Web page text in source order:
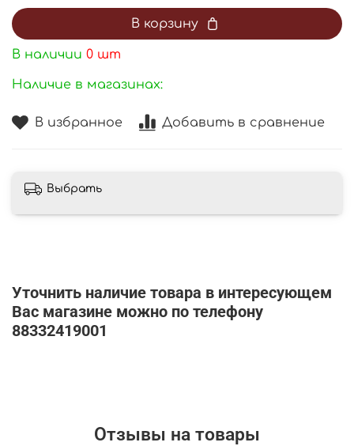
В избранное Добавить в сравнение
В корзину
В наличии 0 шт
Наличие в магазинах:
Выбрать
Уточнить наличие товара в интересующем
Вас магазине можно по телефону
88332419001
Отзывы на товары